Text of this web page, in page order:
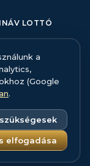
LOTTÓ
a
(Google
.
elfogadása